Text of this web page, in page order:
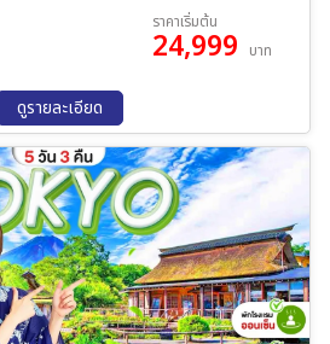
08 ส.ค. 69 - 12 ส.ค. 69
11 ส.ค. 69 - 15 ส.ค. 69
14 ส.ค. 69 - 18 ส.ค. 69
17 ส.ค. 69 - 21 ส.ค. 69
19 ส.ค. 69 - 23 ส.ค. 69
22 ส.ค. 69 - 26 ส.ค. 69
25 ส.ค. 69 - 29 ส.ค. 69
28 ส.ค. 69 - 01 ก.ย. 69
31 ส.ค. 69 - 04 ก.ย. 69
02 ก.ย. 69 - 06 ก.ย. 69
05 ก.ย. 69 - 09 ก.ย. 69
08 ก.ย. 69 - 12 ก.ย. 69
11 ก.ย. 69 - 15 ก.ย. 69
ราคาเริ่มต้น
24,999 บาท
ดูรายละเอียด